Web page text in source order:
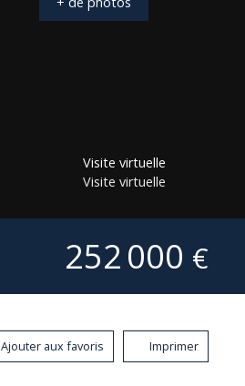
Visite virtuelle
Visite virtuelle
252 000 €
Ajouter aux favoris Imprimer